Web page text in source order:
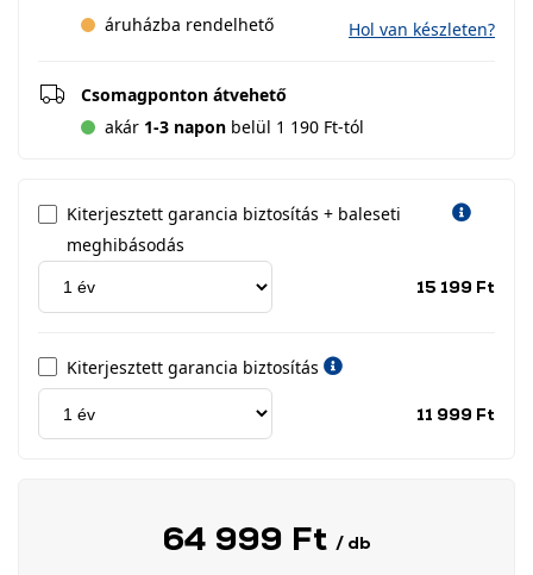
áruházba rendelhető
Hol van készleten?
Csomagponton átvehető
akár 1-3 napon belül 1 190 Ft-tól
Kiterjesztett garancia biztosítás + baleseti
meghibásodás
15 199 Ft
Kiterjesztett garancia biztosítás
11 999 Ft
64 999 Ft / db